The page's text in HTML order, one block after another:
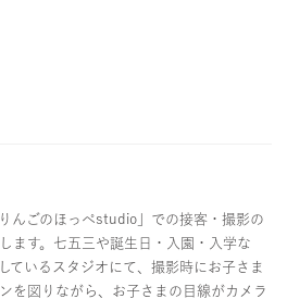
GALLERY
Q&A
んごのほっぺstudio」での接客・撮影の
ます。七五三や誕生日・入園・入学な
ているスタジオにて、撮影時にお子さま
を図りながら、お子さまの目線がカメラ